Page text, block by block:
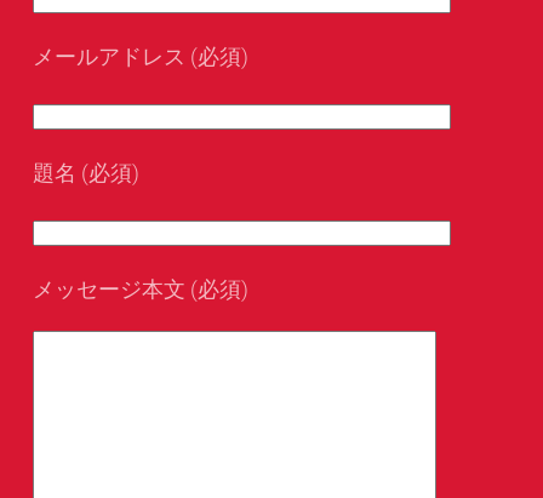
メールアドレス (必須)
題名 (必須)
メッセージ本文 (必須)